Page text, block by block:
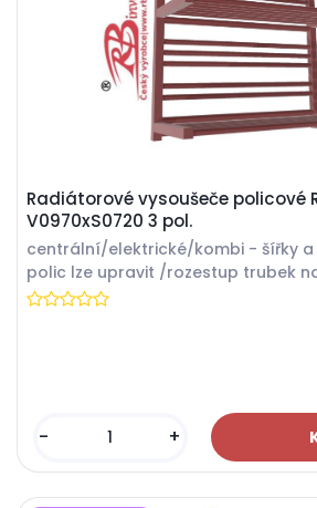
Radiátorové vysoušeče policové
V0970xS0720 3 pol.
centrální/elektrické/kombi - šířky a
polic lze upravit /rozestup trubek
- +